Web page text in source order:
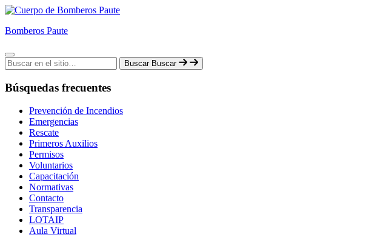
Bomberos Paute
Buscar Buscar
Búsquedas frecuentes
Prevención de Incendios
Emergencias
Rescate
Primeros Auxilios
Permisos
Voluntarios
Capacitación
Normativas
Contacto
Transparencia
LOTAIP
Aula Virtual